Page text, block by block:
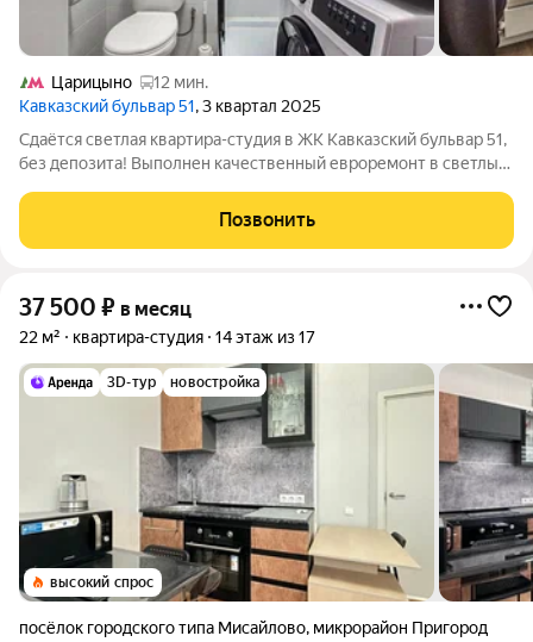
Царицыно
12 мин.
Кавказский бульвар 51, 3 квартал 2025
Сдаётся светлая квартира-студия в ЖК Кавказский бульвар 51,
без депозита! Выполнен качественный евроремонт в светлых
совмещённый с душевой кабинкой. Окна выходят во двор, на
запад, есть
Позвонить
37 500 ₽ в месяц
22 м² квартира-студия 14 этаж из 17
3D-тур новостройка
высокий спрос
посёлок городского типа Мисайлово, микрорайон Пригород